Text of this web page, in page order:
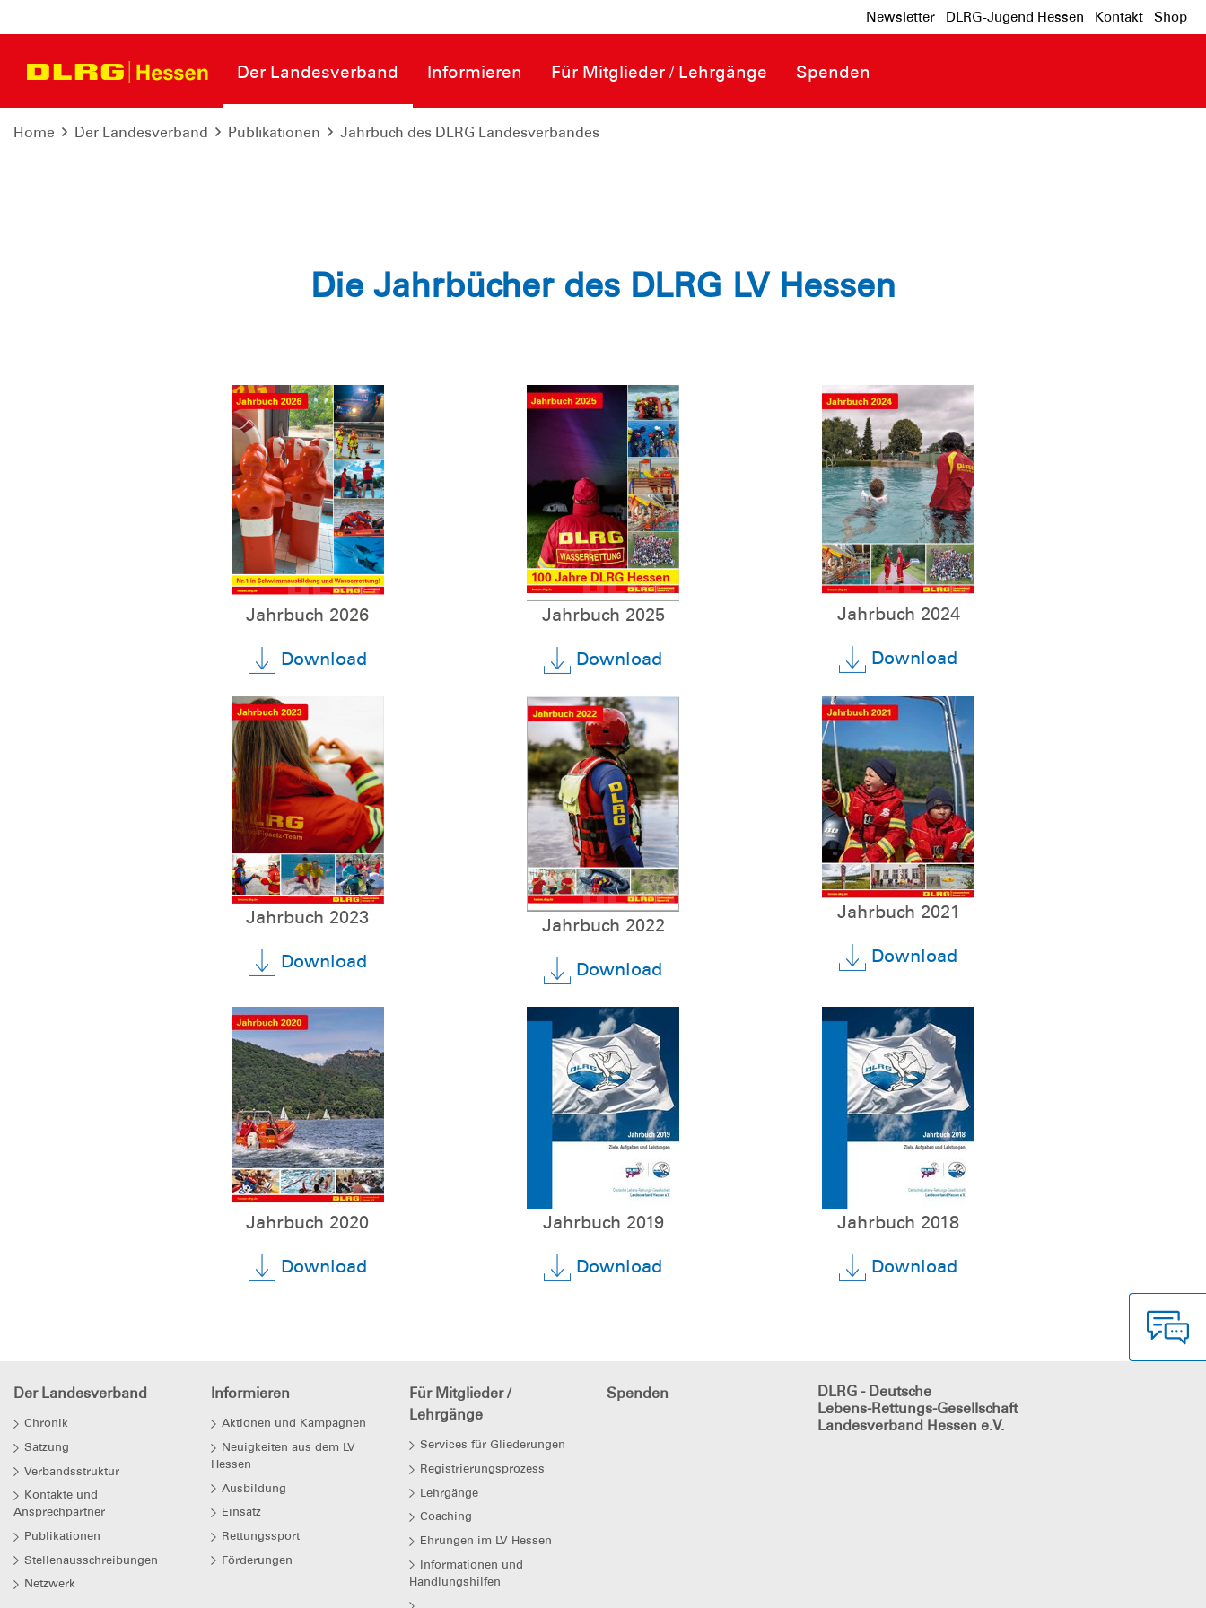
Newsletter DLRG-Jugend Hessen Kontakt Shop
Der Landesverband Informieren Für Mitglieder / Lehrgänge Spenden
Home Der Landesverband Publikationen Jahrbuch des DLRG Landesverbandes
Die Jahrbücher des DLRG LV Hessen
Jahrbuch 2026
Download
Jahrbuch 2025
Download
Jahrbuch 2024
Download
Jahrbuch 2023
Download
Jahrbuch 2022
Download
Jahrbuch 2021
Download
Jahrbuch 2020
Download
Jahrbuch 2019
Download
Jahrbuch 2018
Download
Der Landesverband
Chronik
Satzung
Verbandsstruktur
Kontakte und
Ansprechpartner
Publikationen
Stellenausschreibungen
Netzwerk
Informieren
Aktionen und Kampagnen
Neuigkeiten aus dem LV
Hessen
Ausbildung
Einsatz
Rettungssport
Förderungen
Für Mitglieder /
Lehrgänge
Services für Gliederungen
Registrierungsprozess
Lehrgänge
Coaching
Ehrungen im LV Hessen
Informationen und
Handlungshilfen
Spenden
DLRG - Deutsche
Lebens-Rettungs-Gesellschaft
Landesverband Hessen e.V.